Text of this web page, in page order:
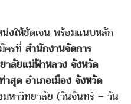
งให้ชัดเจน พร้อมแนบหลัก
ครที่ สำนักงานจัดการ
าลัยแม่ฟ้าหลวง จังหวัด
สุด อำเภอเมือง จังหวัด
มหาวิทยาลัย (วันจันทร์ – วัน